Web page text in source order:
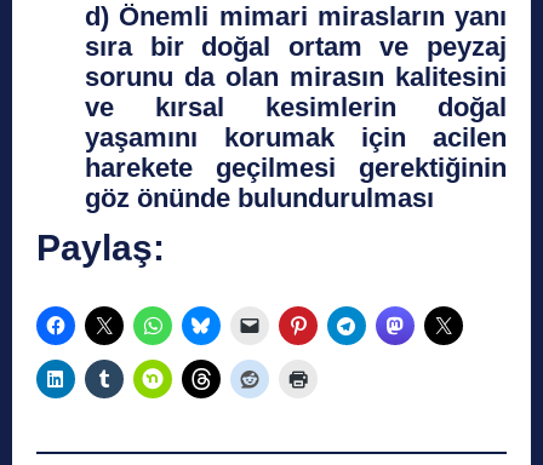
d) Önemli mimari mirasların yanı
sıra bir doğal ortam ve peyzaj
sorunu da olan mirasın kalitesini
ve kırsal kesimlerin doğal
yaşamını korumak için acilen
harekete geçilmesi gerektiğinin
göz önünde bulundurulması
Paylaş: